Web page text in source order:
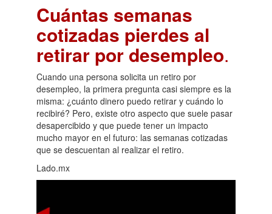
Cuántas semanas
cotizadas pierdes al
retirar por desempleo.
Cuando una persona solicita un retiro por
desempleo, la primera pregunta casi siempre es la
misma: ¿cuánto dinero puedo retirar y cuándo lo
recibiré? Pero, existe otro aspecto que suele pasar
desapercibido y que puede tener un impacto
mucho mayor en el futuro: las semanas cotizadas
que se descuentan al realizar el retiro.
Lado.mx